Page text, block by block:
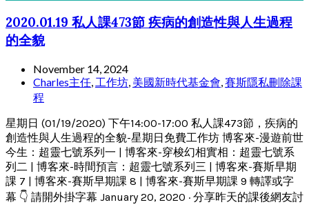
2020.01.19 私人課473節 疾病的創造性與人生過程
的全貌
November 14, 2024
Charles主任, 工作坊, 美國新時代基金會,賽斯隱私刪除課
程
星期日 (01/19/2020) 下午14:00-17:00 私人課473節，疾病的
創造性與人生過程的全貌-星期日免費工作坊 博客來-漫遊前世
今生：超靈七號系列一 | 博客來-穿梭幻相實相：超靈七號系
列二 | 博客來-時間預言：超靈七號系列三 | 博客來-賽斯早期
課 7 | 博客來-賽斯早期課 8 | 博客來-賽斯早期課 9 轉譯或字
幕 👇 請開外掛字幕 January 20, 2020 · 分享昨天的課後網友討